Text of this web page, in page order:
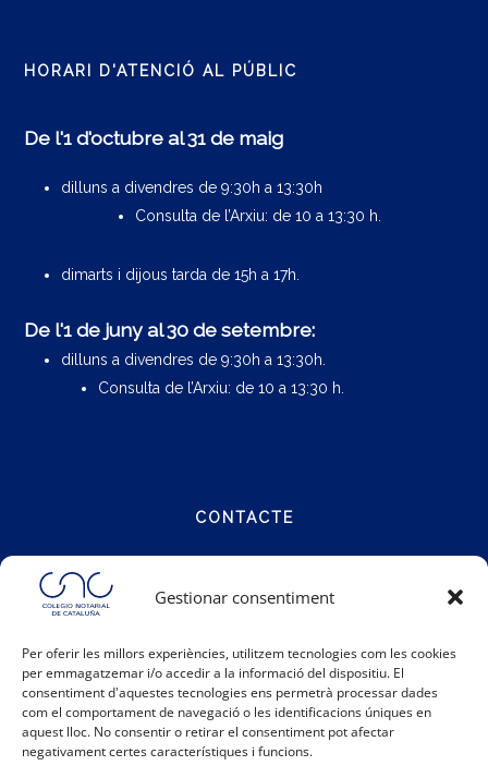
Gestionar consentiment
Per oferir les millors experiències, utilitzem tecnologies com les cookies
per emmagatzemar i/o accedir a la informació del dispositiu. El
consentiment d'aquestes tecnologies ens permetrà processar dades
com el comportament de navegació o les identificacions úniques en
aquest lloc. No consentir o retirar el consentiment pot afectar
negativament certes característiques i funcions.
HORARI D'ATENCIÓ AL PÚBLIC
De l'1 d'octubre al 31 de maig
dilluns a divendres de 9:30h a 13:30h
Consulta de l’Arxiu: de 10 a 13:30 h.
dimarts i dijous tarda de 15h a 17h.
De l'1 de juny al 30 de setembre:
dilluns a divendres de 9:30h a 13:30h.
Consulta de l’Arxiu: de 10 a 13:30 h.
CONTACTE
Telèfon: 93 317 48 00
Email:info@catalunya.notariado.org